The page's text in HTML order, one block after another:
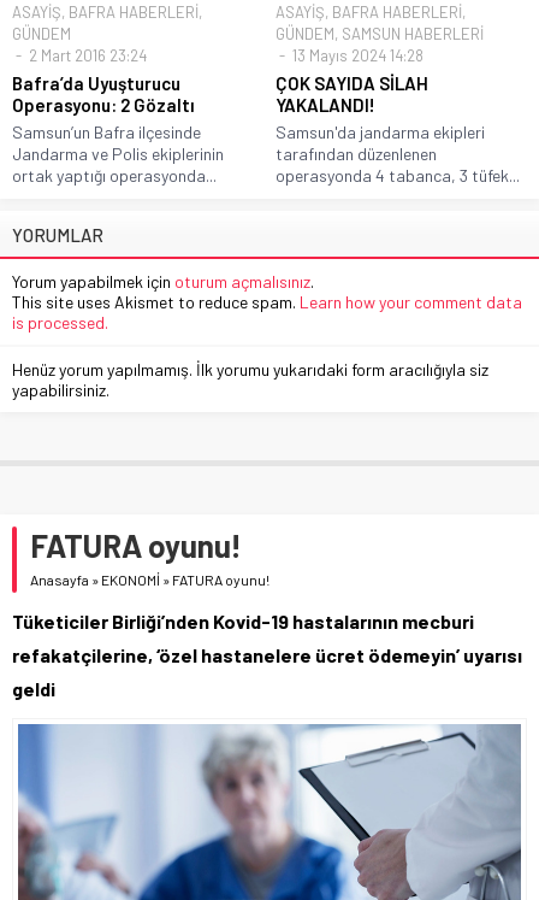
ASAYİŞ, BAFRA HABERLERİ,
GÜNDEM
2 Mart 2016 23:24
Bafra’da Uyuşturucu
Operasyonu: 2 Gözaltı
Samsun’un Bafra ilçesinde
Jandarma ve Polis ekiplerinin
ortak yaptığı operasyonda...
ASAYİŞ, BAFRA HABERLERİ,
GÜNDEM, SAMSUN HABERLERİ
13 Mayıs 2024 14:28
ÇOK SAYIDA SİLAH
YAKALANDI!
Samsun'da jandarma ekipleri
tarafından düzenlenen
operasyonda 4 tabanca, 3 tüfek...
YORUMLAR
Yorum yapabilmek için oturum açmalısınız.
This site uses Akismet to reduce spam. Learn how your comment data
is processed.
Henüz yorum yapılmamış. İlk yorumu yukarıdaki form aracılığıyla siz
yapabilirsiniz.
FATURA oyunu!
Anasayfa » EKONOMİ » FATURA oyunu!
Tüketiciler Birliği’nden Kovid-19 hastalarının mecburi
refakatçilerine, ‘özel hastanelere ücret ödemeyin’ uyarısı
geldi